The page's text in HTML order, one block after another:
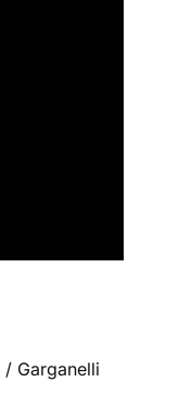
/ Garganelli